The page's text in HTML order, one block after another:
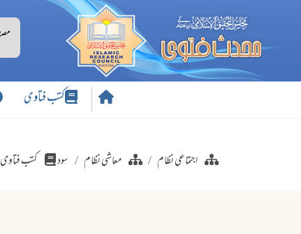
کتب فتاوی
اجتماعی نظام معاشی نظام سود کتب فتاوی